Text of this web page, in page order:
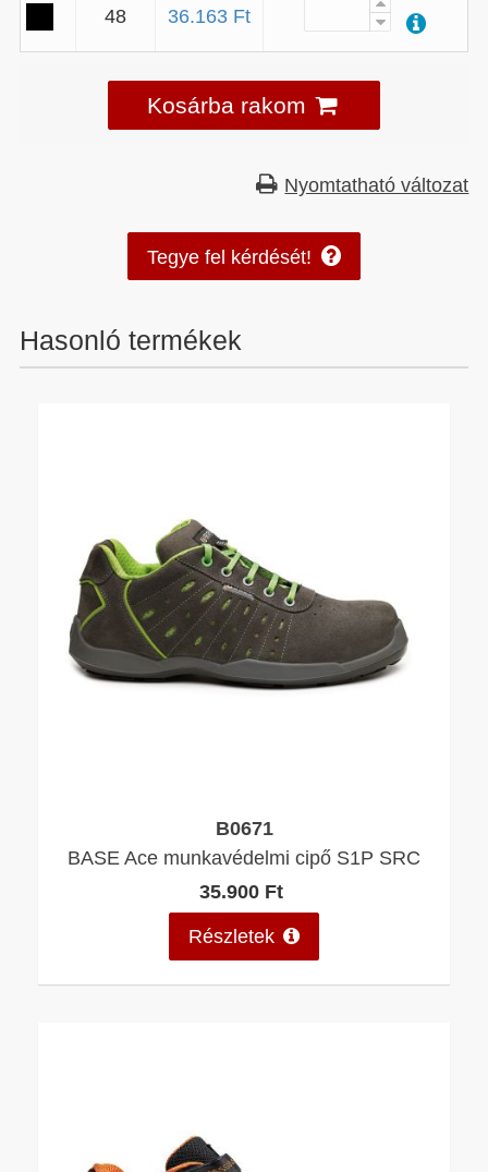
48 36.163 Ft
Kosárba rakom
Nyomtatható változat
Tegye fel kérdését!
Hasonló termékek
B0671
BASE Ace munkavédelmi cipő S1P SRC
35.900 Ft
Részletek